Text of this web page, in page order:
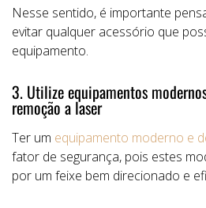
Nesse sentido, é importante
evitar qualquer acessório que
equipamento.
3. Utilize equipamentos
remoção a laser
Ter um equipamento moderno e
fator de segurança, pois estes
por um feixe bem direcionado e